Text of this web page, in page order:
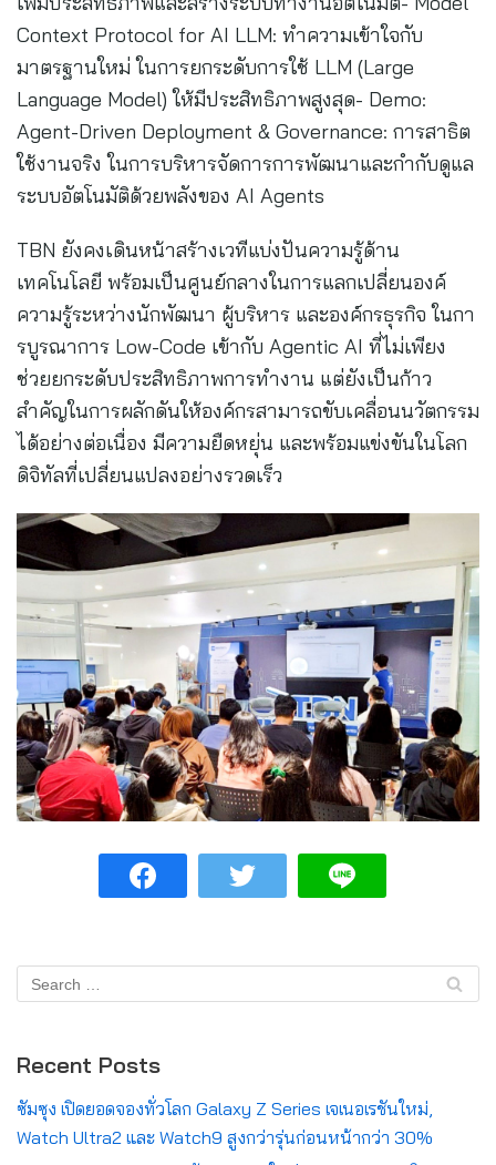
Context Protocol for AI LLM: ทำความเข้าใจกับ
มาตรฐานใหม่ ในการยกระดับการใช้ LLM (Large
Language Model) ให้มีประสิทธิภาพสูงสุด- Demo:
Agent-Driven Deployment & Governance: การสาธิต
ใช้งานจริง ในการบริหารจัดการการพัฒนาและกำกับดูแล
ระบบอัตโนมัติด้วยพลังของ AI Agents
TBN ยังคงเดินหน้าสร้างเวทีแบ่งปันความรู้ด้าน
เทคโนโลยี พร้อมเป็นศูนย์กลางในการแลกเปลี่ยนองค์
ความรู้ระหว่างนักพัฒนา ผู้บริหาร และองค์กรธุรกิจ ในกา
รบูรณาการ Low-Code เข้ากับ Agentic AI ที่ไม่เพียง
ช่วยยกระดับประสิทธิภาพการทำงาน แต่ยังเป็นก้าว
สำคัญในการผลักดันให้องค์กรสามารถขับเคลื่อนนวัตกรรม
ได้อย่างต่อเนื่อง มีความยืดหยุ่น และพร้อมแข่งขันในโลก
ดิจิทัลที่เปลี่ยนแปลงอย่างรวดเร็ว
Recent Posts
ซัมซุง เปิดยอดจองทั่วโลก Galaxy Z Series เจเนอเรชันใหม่,
Watch Ultra2 และ Watch9 สูงกว่ารุ่นก่อนหน้ากว่า 30%